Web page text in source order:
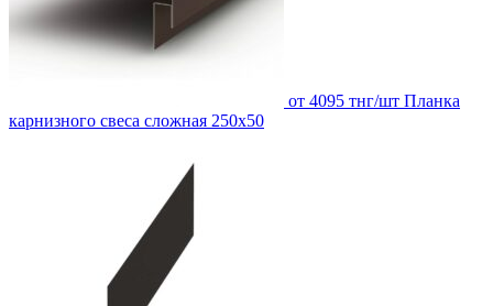
от 4095 тнг/шт Планка
карнизного свеса сложная 250х50